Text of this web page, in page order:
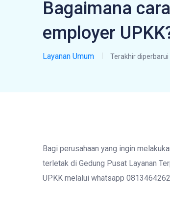
Bagaimana
employer
Layanan Umum Terakhir diperbarui
Bagi perusahaan yang ingin
terletak di Gedung Pusat Layanan
UPKK melalui whatsapp